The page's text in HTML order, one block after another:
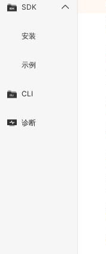
SDK
安装
示例
CLI
诊断